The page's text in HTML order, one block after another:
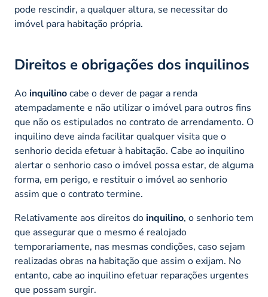
pode rescindir, a qualquer altura, se necessitar do
imóvel para habitação própria.
Direitos e obrigações dos inquilinos
Ao inquilinocabe o dever de pagar a renda
atempadamente e não utilizar o imóvel para outros fins
que não os estipulados no contrato de arrendamento. O
inquilino deve ainda facilitar qualquer visita que o
senhorio decida efetuar à habitação. Cabe ao inquilino
alertar o senhorio caso o imóvel possa estar, de alguma
forma, em perigo, e restituir o imóvel ao senhorio
assim que o contrato termine.
Relativamente aos direitos do inquilino, o senhorio tem
que assegurar que o mesmo é realojado
temporariamente, nas mesmas condições, caso sejam
realizadas obras na habitação que assim o exijam. No
entanto, cabe ao inquilino efetuar reparações urgentes
que possam surgir.